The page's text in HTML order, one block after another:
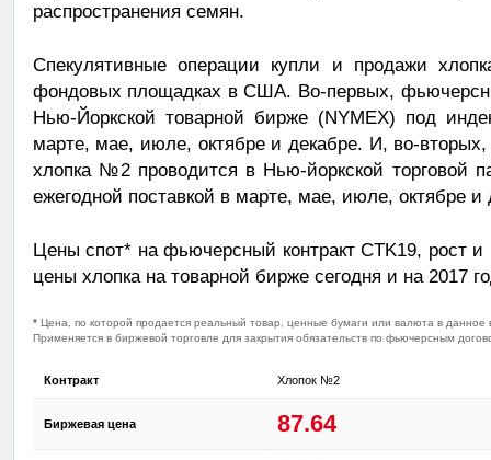
распространения семян.
Спекулятивные операции купли и продажи
фондовых площадках в США. Во-первых,
Нью-Йоркской товарной бирже (NYMEX) под
марте, мае, июле, октябре и декабре. И, во-
хлопка №2 проводится в Нью-йоркской торговой
ежегодной поставкой в марте, мае, июле, октябре и
Цены спот* на фьючерсный контракт CTK19, рост
цены хлопка на товарной бирже сегодня и на 2017
*Цена, по которой продается реальный товар, ценные бумаги или валюта в данное
Применяется в биржевой торговле для закрытия обязательств по фьючерсным
Контракт Хлопок №2
Биржевая цена 87.64